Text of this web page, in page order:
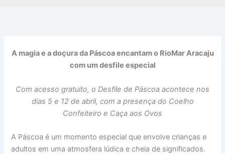
A magia e a doçura da Páscoa encantam o RioMar Aracaju
com um desfile especial
Com acesso gratuito, o Desfile de Páscoa acontece nos
dias 5 e 12 de abril, com a presença do Coelho
Confeiteiro e Caça aos Ovos
A Páscoa é um momento especial que envolve crianças e
adultos em uma atmosfera lúdica e cheia de significados.